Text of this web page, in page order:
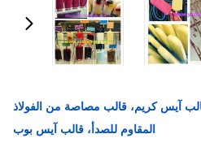
آيس كريم، قالب مصاصة من الفولاذ
المقاوم للصدأ، قالب آيس بوب